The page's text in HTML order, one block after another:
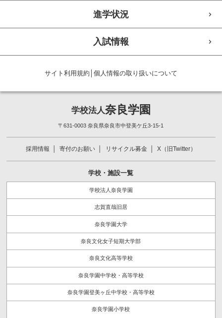
進学状況
入試情報
サイト利用規約 個人情報の取り扱いについて
学校法人奈良学園
〒631-0003 奈良県奈良市中登美ケ丘3-15-1
採用情報 寄付のお願い リサイクル募金 X（旧Twitter）
学校・施設一覧
学校法人奈良学園
志賀直哉旧居
奈良学園大学
奈良文化女子短期大学部
奈良文化高等学校
奈良学園中学校・高等学校
奈良学園登美ヶ丘中学校・高等学校
奈良学園小学校